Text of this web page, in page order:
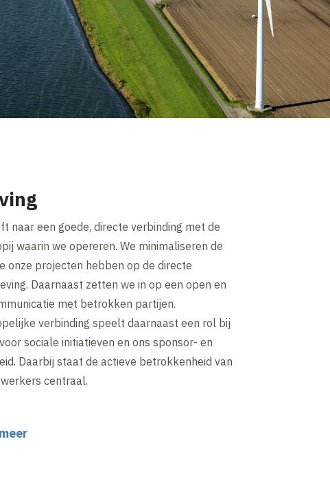
naar een goede, directe verbinding met de
waarin we opereren. We minimaliseren de
onze projecten hebben op de directe
Daarnaast zetten we in op een open en
met betrokken partijen.
verbinding speelt daarnaast een rol bij
sociale initiatieven en ons sponsor- en
Daarbij staat de actieve betrokkenheid van
centraal.